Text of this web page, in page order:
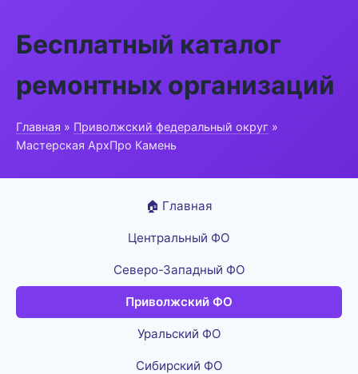
Бесплатный каталог
ремонтных организаций
Главная » Приволжский федеральный округ »
Мастерская АрхПро Камень
🏠 Главная
Центральный ФО
Северо-Западный ФО
Приволжский ФО
Уральский ФО
Сибирский ФО